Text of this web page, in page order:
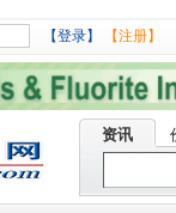
【登录】 【注册】
资讯